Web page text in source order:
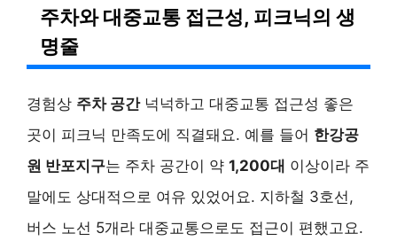
주차와 대중교통 접근성, 피크닉의 생
명줄
경험상 주차 공간넉넉하고 대중교통 접근성 좋은
곳이 피크닉 만족도에 직결돼요. 예를 들어 한강공
원 반포지구는 주차 공간이 약 1,200대 이상이라 주
말에도 상대적으로 여유 있었어요. 지하철 3호선,
버스 노선 5개라 대중교통으로도 접근이 편했고요.